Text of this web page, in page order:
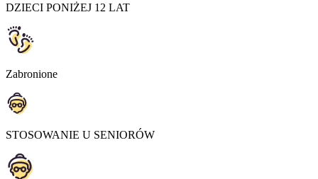
DZIECI PONIŻEJ 12 LAT
Zabronione
STOSOWANIE U SENIORÓW